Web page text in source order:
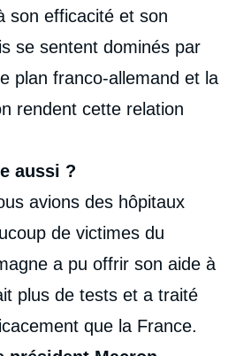
son efficacité et son
se sentent dominés par
plan franco-allemand et la
rendent cette relation
aussi ?
avions des hôpitaux
de victimes du
a pu offrir son aide à
plus de tests et a traité
que la France.